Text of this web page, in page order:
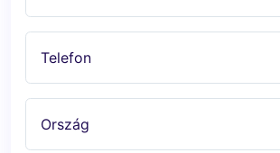
Telefon
Ország